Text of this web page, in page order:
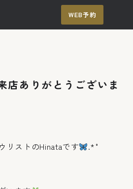
WEB予約
店ありがとうございま
リストのHinataです
.*˚